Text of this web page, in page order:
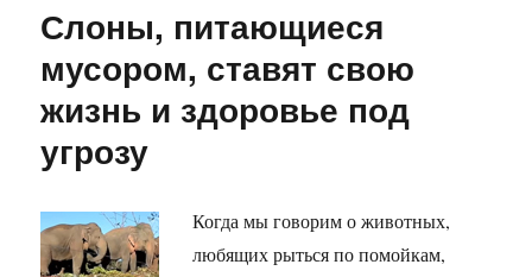
Слоны, питающиеся
мусором, ставят свою
жизнь и здоровье под
угрозу
Когда мы говорим о животных,
любящих рыться по помойкам,